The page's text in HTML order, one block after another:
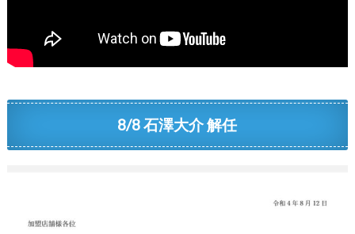
8/8 石澤大介 解任